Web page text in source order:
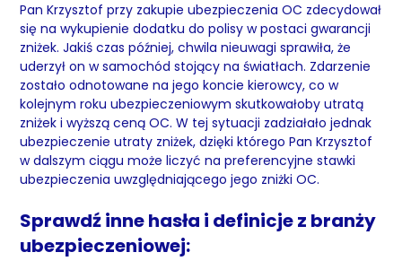
Pan Krzysztof przy zakupie ubezpieczenia OC zdecydował
się na wykupienie dodatku do polisy w postaci gwarancji
zniżek. Jakiś czas później, chwila nieuwagi sprawiła, że
uderzył on w samochód stojący na światłach. Zdarzenie
zostało odnotowane na jego koncie kierowcy, co w
kolejnym roku ubezpieczeniowym skutkowałoby utratą
zniżek i wyższą ceną OC. W tej sytuacji zadziałało jednak
ubezpieczenie utraty zniżek, dzięki którego Pan Krzysztof
w dalszym ciągu może liczyć na preferencyjne stawki
ubezpieczenia uwzględniającego jego zniżki OC.
Sprawdź inne hasła i definicje z branży
ubezpieczeniowej: